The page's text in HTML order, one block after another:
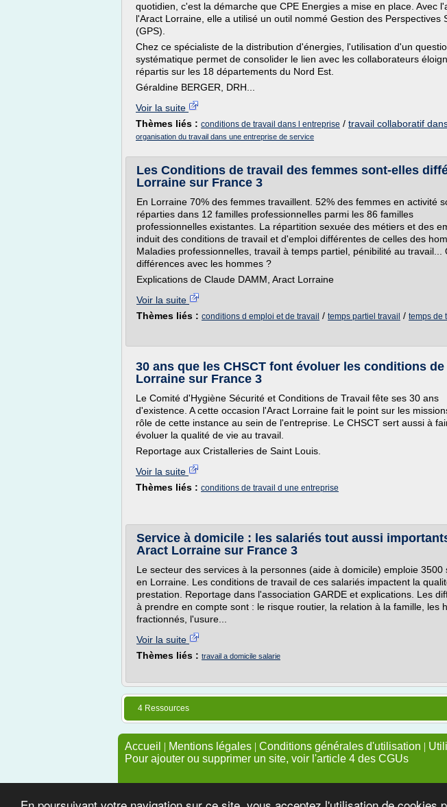
quotidien, c'est la démarche que CPE Energies a mise en place. Avec
l'Aract Lorraine, elle a utilisé un outil nommé Gestion des Perspectives
(GPS).
Chez ce spécialiste de la distribution d'énergies, l'utilisation d'un
systématique permet de consolider le lien avec les collaborateurs
répartis sur les 18 départements du Nord Est.
Géraldine BERGER, DRH...
Voir la suite
Thèmes liés : conditions de travail dans l entreprise / travail collaboratif
organisation du travail dans une entreprise de service
Les Conditions de travail des femmes sont-elles
Lorraine sur France 3
En Lorraine 70% des femmes travaillent. 52% des femmes en activité
réparties dans 12 familles professionnelles parmi les 86 familles
professionnelles existantes. La répartition sexuée des métiers et des
induit des conditions de travail et d'emploi différentes de celles des
Maladies professionnelles, travail à temps partiel, pénibilité au travail...
différences avec les hommes ?
Explications de Claude DAMM, Aract Lorraine
Voir la suite
Thèmes liés : conditions d emploi et de travail / temps partiel travail / temps de
30 ans que les CHSCT font évoluer les conditions
Lorraine sur France 3
Le Comité d'Hygiène Sécurité et Conditions de Travail fête ses 30 ans
d'existence. A cette occasion l'Aract Lorraine fait le point sur les
rôle de cette instance au sein de l'entreprise. Le CHSCT sert aussi à
évoluer la qualité de vie au travail.
Reportage aux Cristalleries de Saint Louis.
Voir la suite
Thèmes liés : conditions de travail d une entreprise
Service à domicile : les salariés tout aussi
Aract Lorraine sur France 3
Le secteur des services à la personnes (aide à domicile) emploie 3500
en Lorraine. Les conditions de travail de ces salariés impactent la
prestation. Reportage dans l'association GARDE et explications. Les
à prendre en compte sont : le risque routier, la relation à la famille, les
fractionnés, l'usure...
Voir la suite
Thèmes liés : travail a domicile salarie
4 Ressources
Accueil | Mentions légales | Conditions générales d'utilisation |
Pour ajouter ou supprimer un site, voir l'article 4 des CGUs